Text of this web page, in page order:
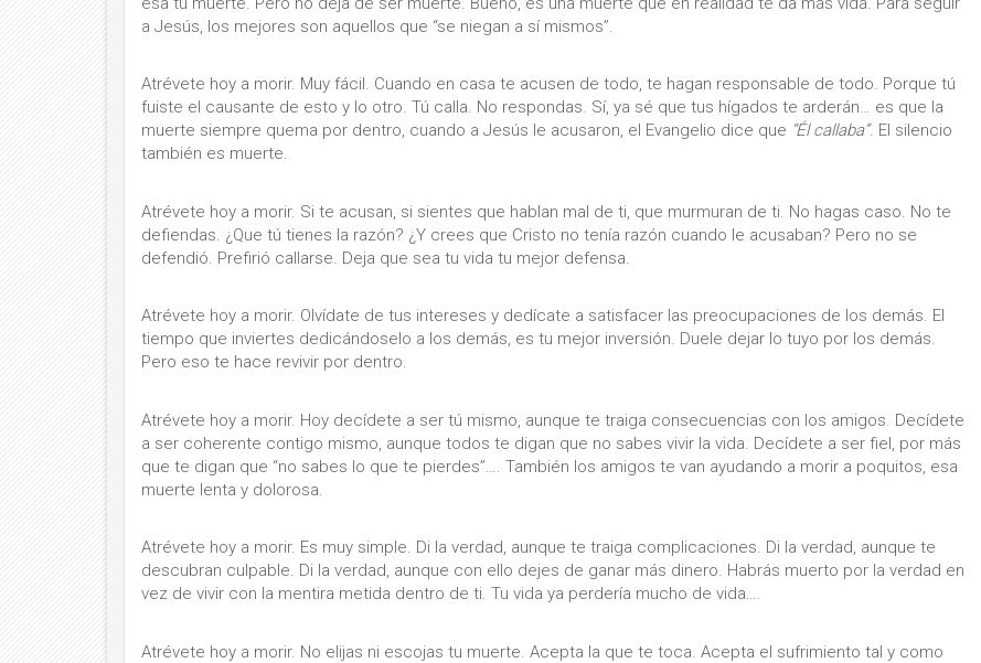
a Jesús, los mejores son aquellos que “se niegan a sí mismos”.
Atrévete hoy a morir. Muy fácil. Cuando en casa te acusen de todo, te hagan responsable de todo. Porque tú
fuiste el causante de esto y lo otro. Tú calla. No respondas. Sí, ya sé que tus hígados te arderán… es que la
muerte siempre quema por dentro, cuando a Jesús le acusaron, el Evangelio dice que “Él callaba”. El silencio
también es muerte.
Atrévete hoy a morir. Si te acusan, si sientes que hablan mal de ti, que murmuran de ti. No hagas caso. No te
defiendas. ¿Que tú tienes la razón? ¿Y crees que Cristo no tenía razón cuando le acusaban? Pero no se
defendió. Prefirió callarse. Deja que sea tu vida tu mejor defensa.
Atrévete hoy a morir. Olvídate de tus intereses y dedícate a satisfacer las preocupaciones de los demás. El
tiempo que inviertes dedicándoselo a los demás, es tu mejor inversión. Duele dejar lo tuyo por los demás.
Pero eso te hace revivir por dentro.
Atrévete hoy a morir. Hoy decídete a ser tú mismo, aunque te traiga consecuencias con los amigos. Decídete
a ser coherente contigo mismo, aunque todos te digan que no sabes vivir la vida. Decídete a ser fiel, por más
que te digan que “no sabes lo que te pierdes”…. También los amigos te van ayudando a morir a poquitos, esa
muerte lenta y dolorosa.
Atrévete hoy a morir. Es muy simple. Di la verdad, aunque te traiga complicaciones. Di la verdad, aunque te
descubran culpable. Di la verdad, aunque con ello dejes de ganar más dinero. Habrás muerto por la verdad en
vez de vivir con la mentira metida dentro de ti. Tu vida ya perdería mucho de vida….
Atrévete hoy a morir. No elijas ni escojas tu muerte. Acepta la que te toca. Acepta el sufrimiento tal y como